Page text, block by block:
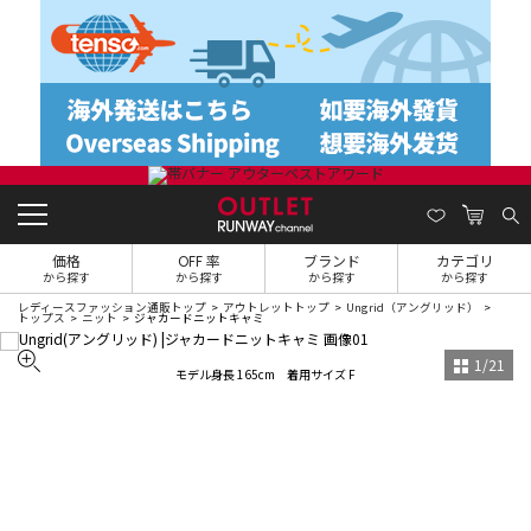
価格
から探す
OFF 率
から探す
ブランド
から探す
カテゴリ
から探す
レディースファッション通販トップ アウトレットトップ Ungrid（アングリッド）
トップス ニット ジャカードニットキャミ
モデル身長 165cm 着用サイズ F 1 /21